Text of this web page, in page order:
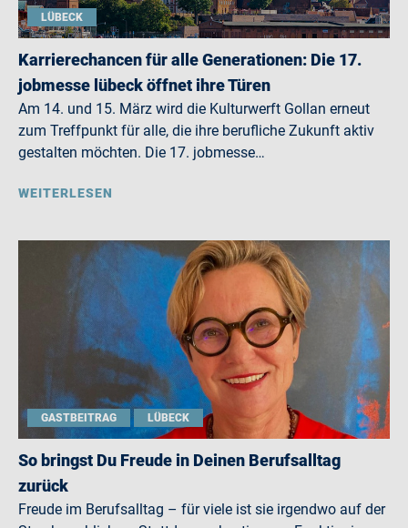
LÜBECK
Karrierechancen für alle Generationen: Die 17.
jobmesse lübeck öffnet ihre Türen
Am 14. und 15. März wird die Kulturwerft Gollan erneut
zum Treffpunkt für alle, die ihre berufliche Zukunft aktiv
gestalten möchten. Die 17. jobmesse…
WEITERLESEN
GASTBEITRAG LÜBECK
So bringst Du Freude in Deinen Berufsalltag
zurück
Freude im Berufsalltag – für viele ist sie irgendwo auf der